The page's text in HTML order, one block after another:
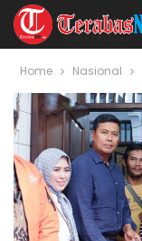
Home Nasional